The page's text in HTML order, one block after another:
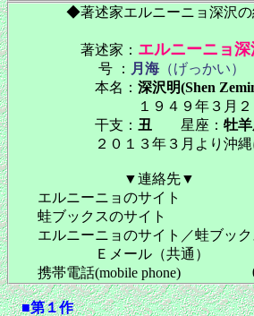
◆著述家エルニーニョ深沢の
著述家： エルニーニョ
号 ： 月海 （げっかい）
本名： 深沢明(Shen
１９４９年３月２８
干支： 丑 星座： 牡
２０１３年３月より沖縄
▼連絡先▼
エルニーニョのサイト http://
蛙ブックスのサイト http://
エルニーニョのサイト／蛙ブック
Ｅメール（共通）
携帯電話(mobile phone)
■第１作